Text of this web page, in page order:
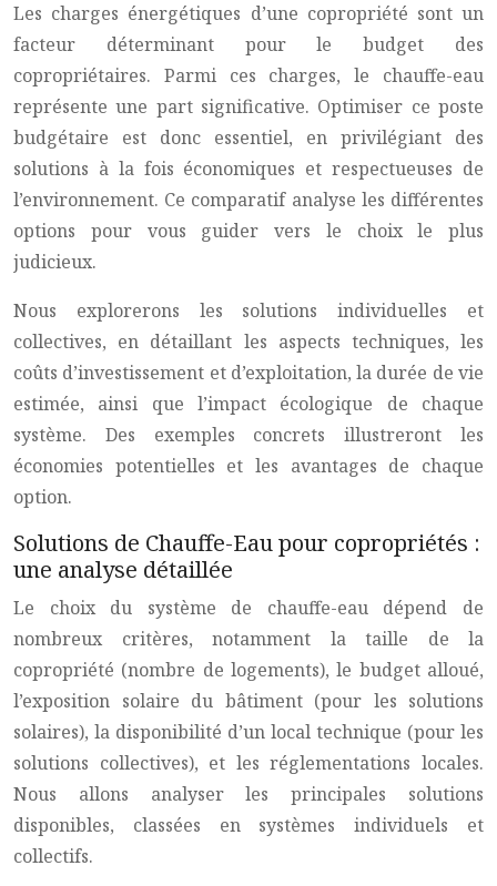
Les charges énergétiques d’une copropriété sont un
facteur déterminant pour le budget des
copropriétaires. Parmi ces charges, le chauffe-eau
représente une part significative. Optimiser ce poste
budgétaire est donc essentiel, en privilégiant des
solutions à la fois économiques et respectueuses de
l’environnement. Ce comparatif analyse les différentes
options pour vous guider vers le choix le plus
judicieux.
Nous explorerons les solutions individuelles et
collectives, en détaillant les aspects techniques, les
coûts d’investissement et d’exploitation, la durée de vie
estimée, ainsi que l’impact écologique de chaque
système. Des exemples concrets illustreront les
économies potentielles et les avantages de chaque
option.
Solutions de Chauffe-Eau pour copropriétés :
une analyse détaillée
Le choix du système de chauffe-eau dépend de
nombreux critères, notamment la taille de la
copropriété (nombre de logements), le budget alloué,
l’exposition solaire du bâtiment (pour les solutions
solaires), la disponibilité d’un local technique (pour les
solutions collectives), et les réglementations locales.
Nous allons analyser les principales solutions
disponibles, classées en systèmes individuels et
collectifs.